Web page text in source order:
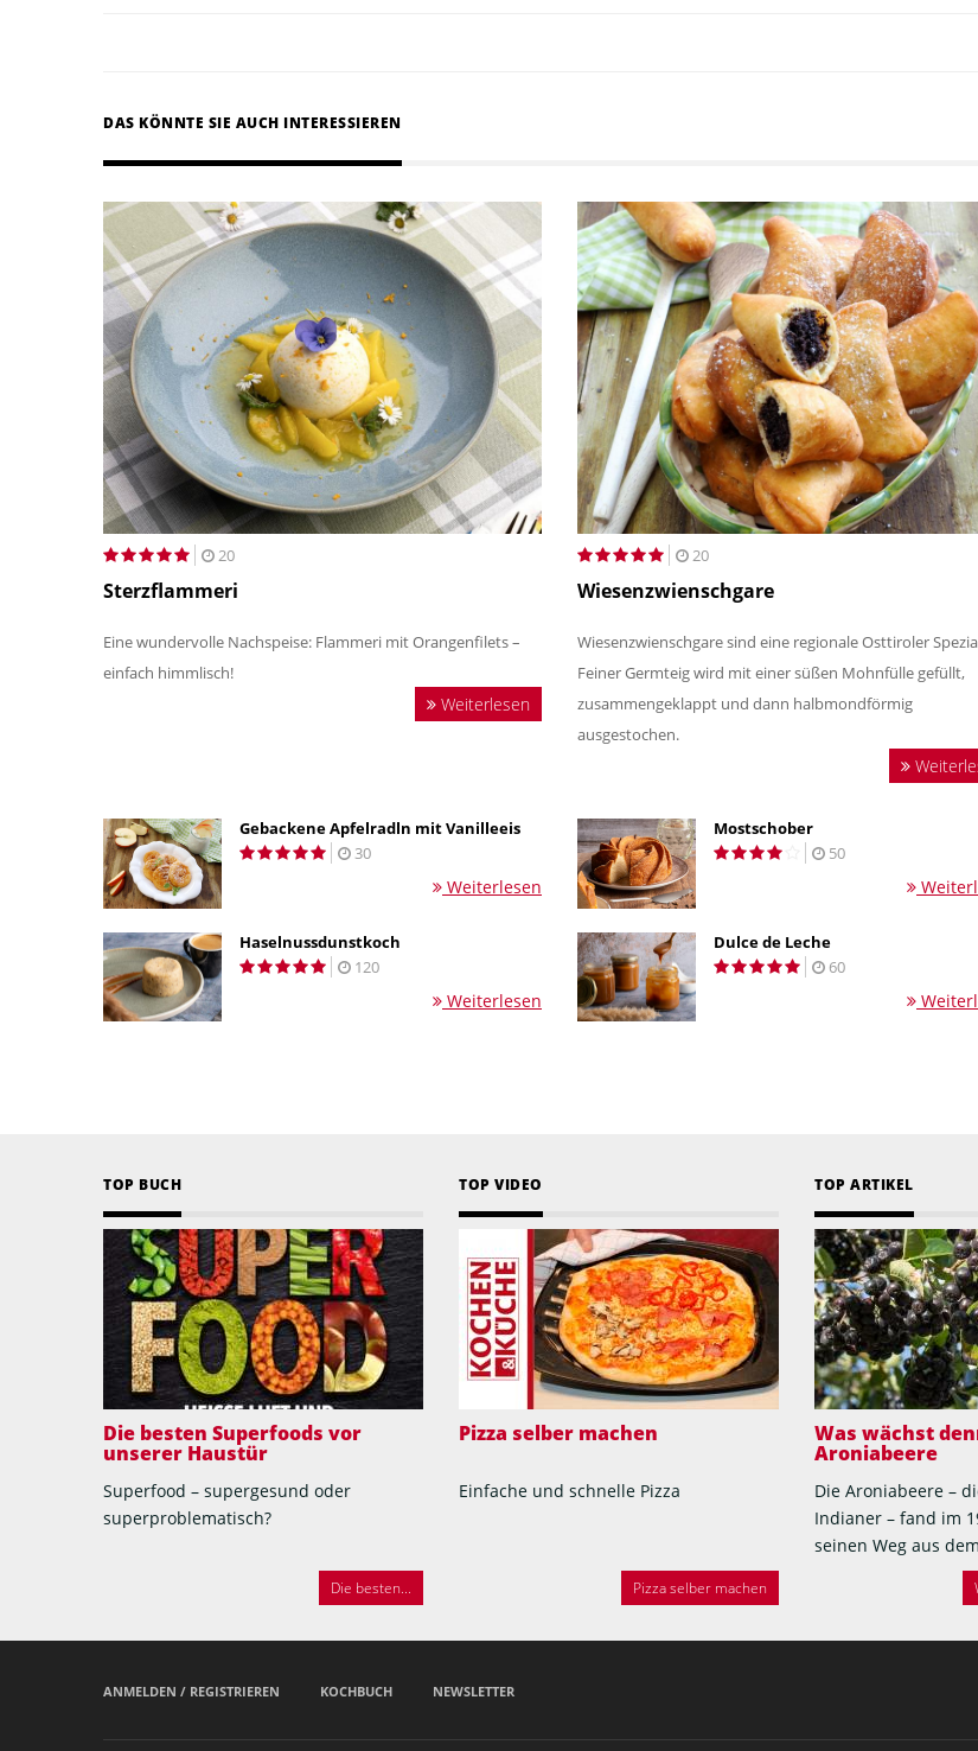
DAS KÖNNTE SIE AUCH INTERESSIEREN
20
Sterzflammeri
Eine wundervolle Nachspeise: Flammeri mit Orangenfilets –
einfach himmlisch!
Weiterlesen
20
Wiesenzwienschgare
Wiesenzwienschgare sind eine regionale Osttiroler
Feiner Germteig wird mit einer süßen Mohnfülle gefüllt,
zusammengeklappt und dann halbmondförmig
ausgestochen.
Gebackene Apfelradln mit Vanilleeis
30
Weiterlesen
Mostschober
50
Haselnussdunstkoch
120
Weiterlesen
Dulce de Leche
60
TOP BUCH
Die besten Superfoods vor
unserer Haustür
Superfood – supergesund oder
superproblematisch?
Die besten...
TOP VIDEO
Pizza selber machen
Einfache und schnelle Pizza
Pizza selber machen
TOP ARTIKEL
Was wächst
Aroniabeere
Die Aroniabeere –
Indianer – fand im
seinen Weg aus
ANMELDEN / REGISTRIEREN KOCHBUCH NEWSLETTER